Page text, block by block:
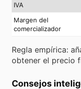
IVA
Margen del
comercializador
Regla empírica:
obtener el precio
Consejos